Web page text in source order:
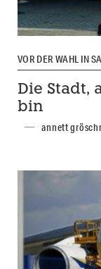
VOR DER WAHL IN
Die Stadt,
bin
annett